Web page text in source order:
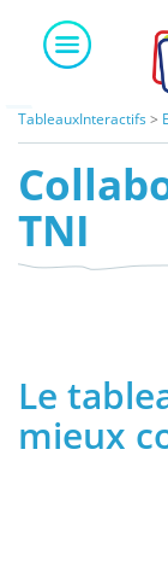
content
TableauxInteractifs >
TNI
Le
mieux